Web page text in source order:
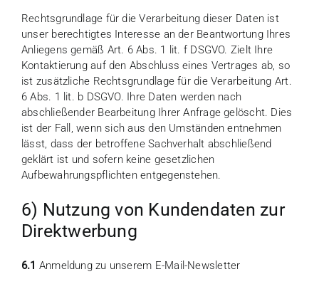
Rechtsgrundlage für die Verarbeitung dieser Daten ist
unser berechtigtes Interesse an der Beantwortung Ihres
Anliegens gemäß Art. 6 Abs. 1 lit. f DSGVO. Zielt Ihre
Kontaktierung auf den Abschluss eines Vertrages ab, so
ist zusätzliche Rechtsgrundlage für die Verarbeitung Art.
6 Abs. 1 lit. b DSGVO. Ihre Daten werden nach
abschließender Bearbeitung Ihrer Anfrage gelöscht. Dies
ist der Fall, wenn sich aus den Umständen entnehmen
lässt, dass der betroffene Sachverhalt abschließend
geklärt ist und sofern keine gesetzlichen
Aufbewahrungspflichten entgegenstehen.
6) Nutzung von Kundendaten zur
Direktwerbung
6.1 Anmeldung zu unserem E-Mail-Newsletter